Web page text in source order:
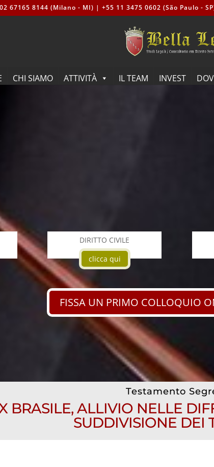
67165 8144 (Milano - MI) | +55 11 3475 0602 (São Paulo -
CHI SIAMO ATTIVITÀ IL TEAM INVEST
DIRITTO CIVILE
clicca qui
FISSA UN PRIMO COLLOQUIO
Testamento
BRASILE, ALLIVIO NELLE
SUDDIVISIONE DEI